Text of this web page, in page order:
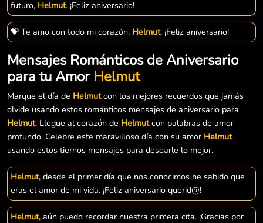
futuro, Helmut. ¡Feliz aniversario!
💝 Te amo con todo mi corazón, Helmut. ¡Feliz aniversario!
Mensajes Románticos de Aniversario
para tu Amor Helmut
Marque el día de Helmutcon los mejores recuerdos que jamás
olvide usando estos románticos mensajes de aniversario para
Helmut. Llegue al corazón de Helmutcon palabras de amor
profundo. Celebre este maravilloso día con su amor Helmut
usando estos tiernos mensajes para desearle lo mejor.
Helmut, desde el primer día que nos conocimos he sabido que
eras el amor de mi vida. ¡Feliz aniversario querid@!
Helmut, aún puedo recordar nuestra primera cita. ¡Gracias por